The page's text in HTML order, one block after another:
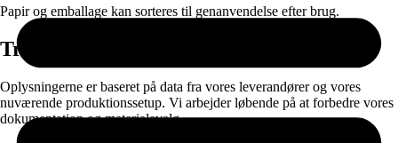
Papir og emballage kan sorteres til genanvendelse efter brug.
Transparens
Oplysningerne er baseret på data fra vores leverandører og vores
nuværende produktionssetup. Vi arbejder løbende på at forbedre vores
dokumentation og materialevalg.